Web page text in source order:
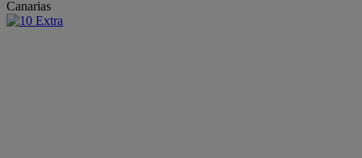
Canarias